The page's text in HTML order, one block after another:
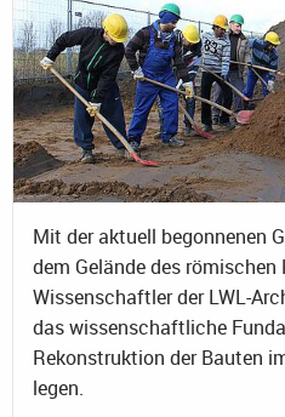
Mit der aktuell begonnenen
dem Gelände des
Wissenschaftler der LWL-
das wissenschaftliche
Rekonstruktion der Bauten
legen.